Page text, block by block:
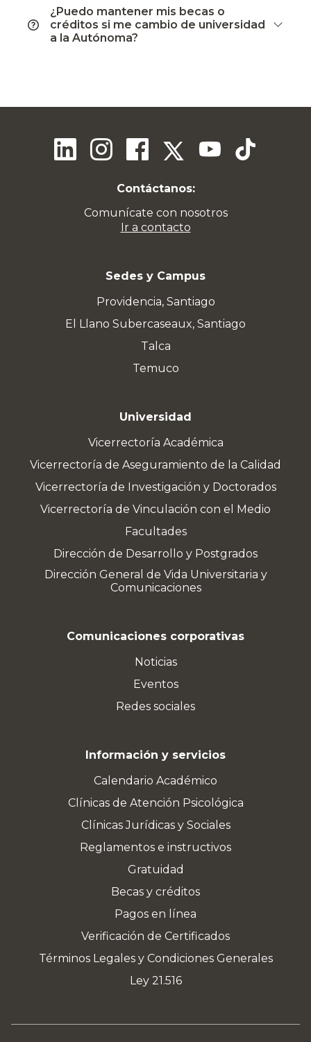
¿Puedo mantener mis becas o
créditos si me cambio de universidad
a la Autónoma?
Contáctanos:
Comunícate con nosotros
Ir a contacto
Sedes y Campus
Providencia, Santiago
El Llano Subercaseaux, Santiago
Talca
Temuco
Universidad
Vicerrectoría Académica
Vicerrectoría de Aseguramiento de la Calidad
Vicerrectoría de Investigación y Doctorados
Vicerrectoría de Vinculación con el Medio
Facultades
Dirección de Desarrollo y Postgrados
Dirección General de Vida Universitaria y
Comunicaciones
Comunicaciones corporativas
Noticias
Eventos
Redes sociales
Información y servicios
Calendario Académico
Clínicas de Atención Psicológica
Clínicas Jurídicas y Sociales
Reglamentos e instructivos
Gratuidad
Becas y créditos
Pagos en línea
Verificación de Certificados
Términos Legales y Condiciones Generales
Ley 21.516